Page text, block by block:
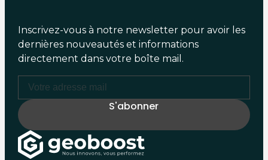
Inscrivez-vous à notre newsletter pour avoir les
dernières nouveautés et informations
directement dans votre boîte mail.